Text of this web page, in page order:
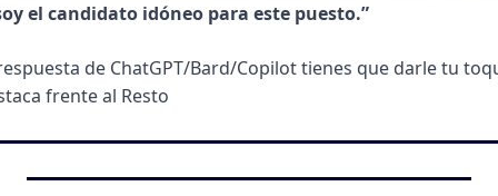
el candidato idóneo para este puesto.”
de ChatGPT/Bard/Copilot tienes que darle tu
frente al Resto